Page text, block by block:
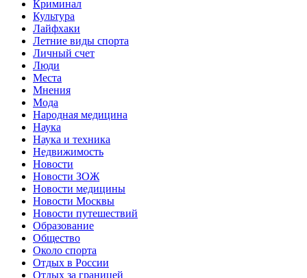
Криминал
Культура
Лайфхаки
Летние виды спорта
Личный счет
Люди
Места
Мнения
Мода
Народная медицина
Наука
Наука и техника
Недвижимость
Новости
Новости ЗОЖ
Новости медицины
Новости Москвы
Новости путешествий
Образование
Общество
Около спорта
Отдых в России
Отдых за границей